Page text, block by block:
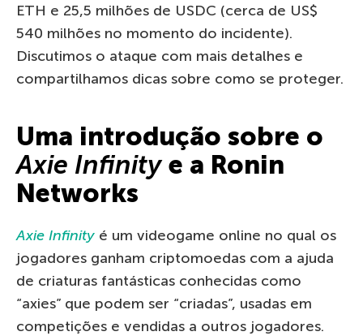
ETH e 25,5 milhões de USDC (cerca de US$
540 milhões no momento do incidente).
Discutimos o ataque com mais detalhes e
compartilhamos dicas sobre como se proteger.
Uma introdução sobre o
Axie Infinitye a Ronin
Networks
Axie Infinity é um videogame online no qual os
jogadores ganham criptomoedas com a ajuda
de criaturas fantásticas conhecidas como
“axies” que podem ser “criadas”, usadas em
competições e vendidas a outros jogadores.